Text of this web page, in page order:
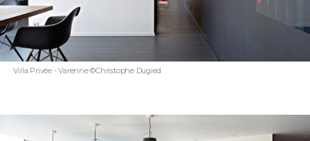
Villa Privée - Varenne ©Christophe Dugied